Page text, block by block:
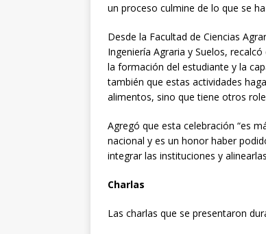
un proceso culmine de lo que se
Desde la Facultad de Ciencias
Ingeniería Agraria y Suelos,
la formación del estudiante y la
también que estas actividades
alimentos, sino que tiene otros
Agregó que esta celebración “es
nacional y es un honor haber
integrar las instituciones y
Charlas
Las charlas que se presentaron